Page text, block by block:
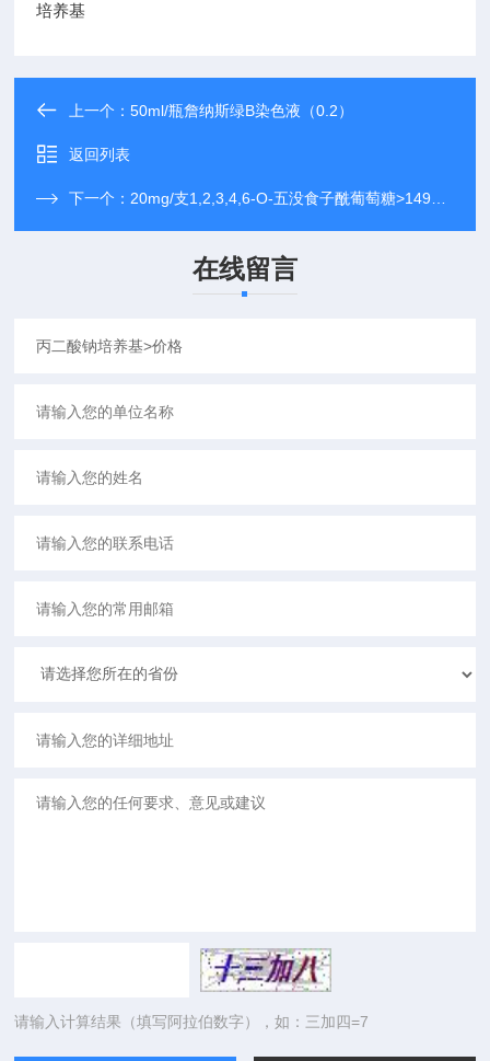
培养基
上一个：50ml/瓶詹纳斯绿B染色液（0.2）
返回列表
下一个： 20mg/支1,2,3,4,6-O-五没食子酰葡萄糖>14937-32-7>*报价
在线留言
请输入计算结果（填写阿拉伯数字），如：三加四=7